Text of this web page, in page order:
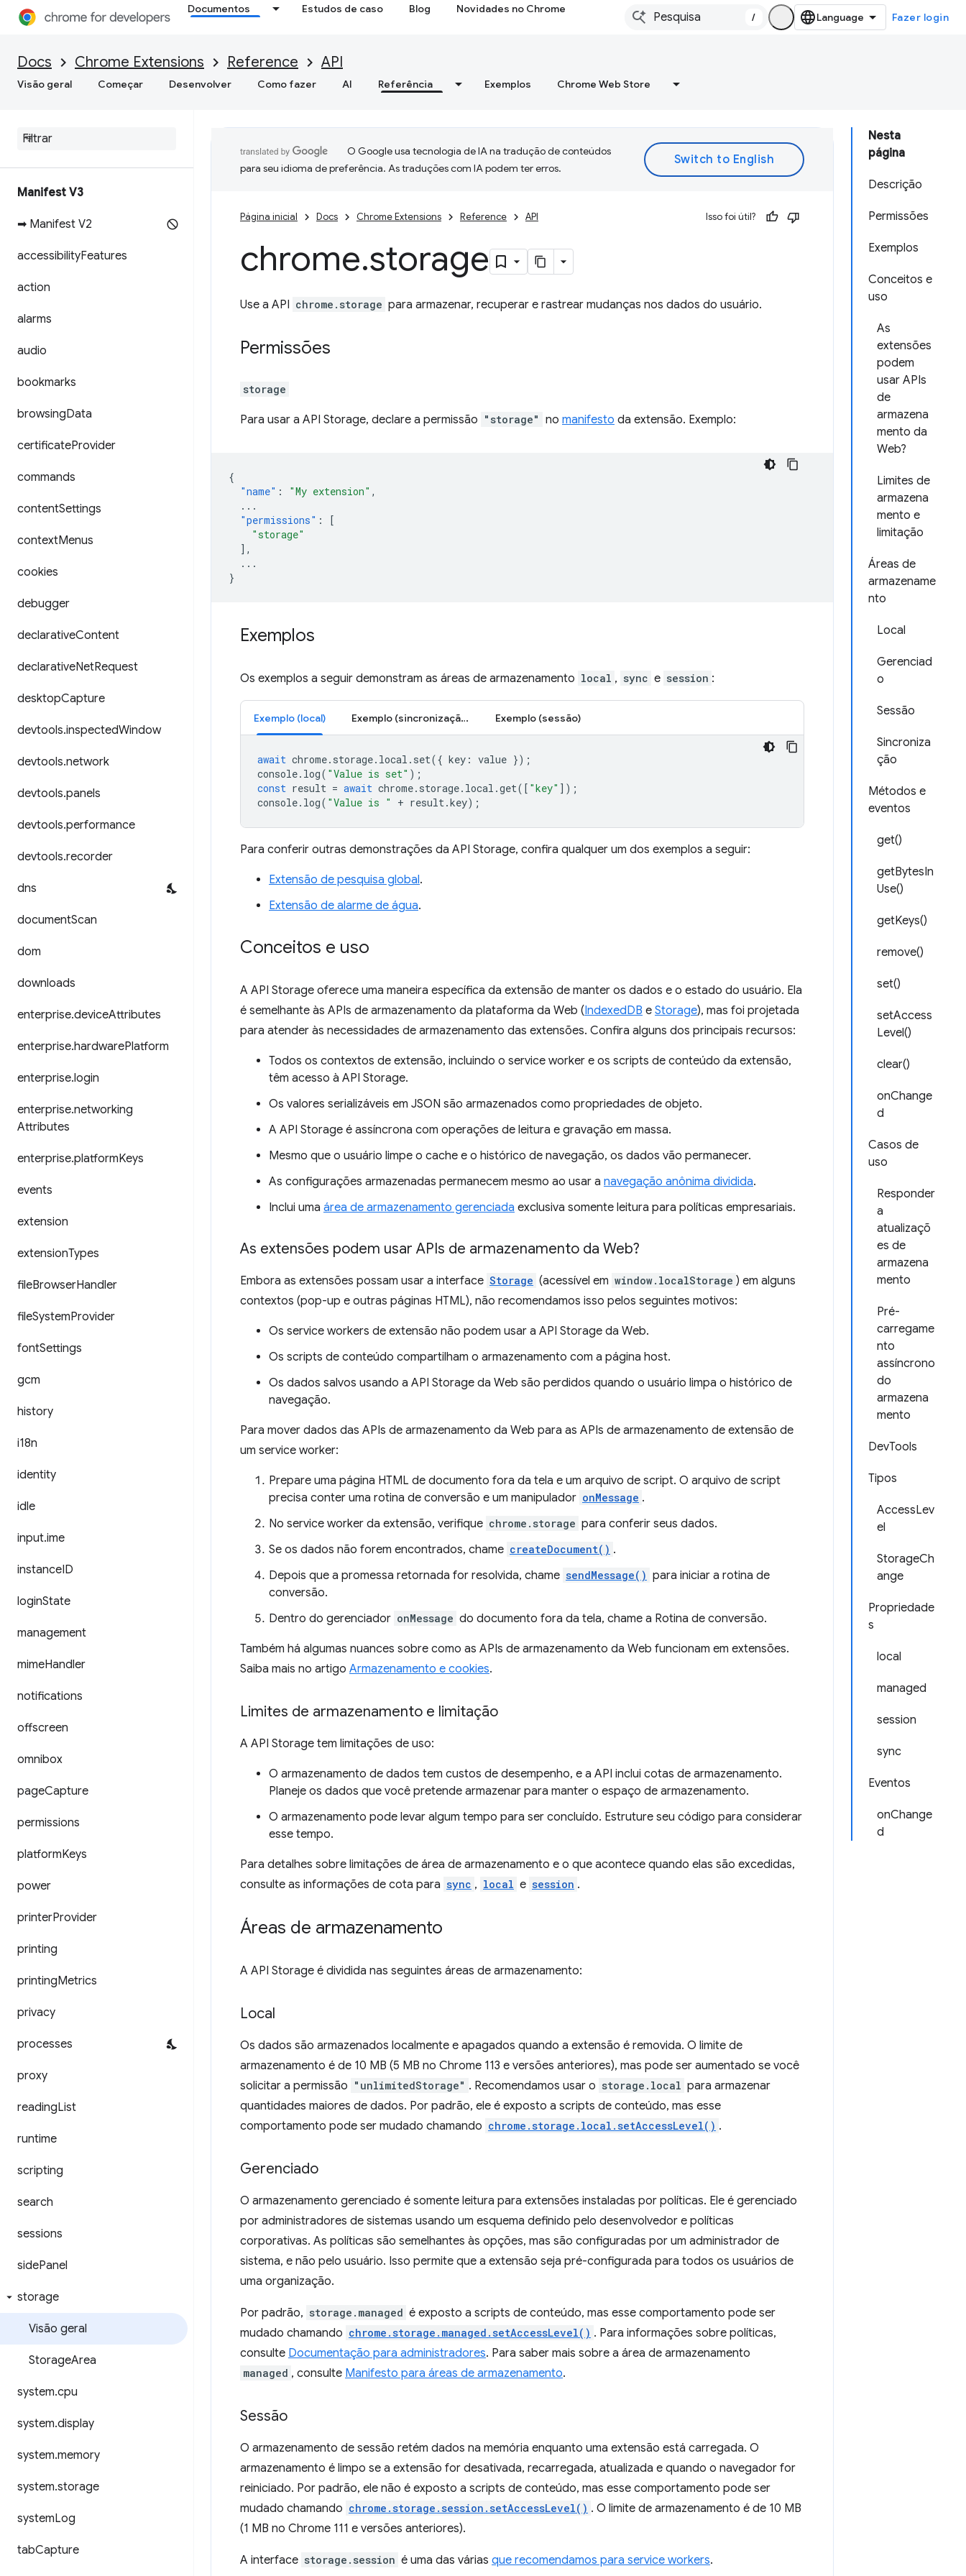
Documentos Estudos de caso Blog Novidades no Chrome
/ Fazer login
Docs Chrome Extensions Reference API
Visão geral Começar Desenvolver Como fazer AI Referência Exemplos Chrome Web Store
Manifest V3
➡ Manifest V2
accessibilityFeatures
action
alarms
audio
bookmarks
browsingData
certificateProvider
commands
contentSettings
contextMenus
cookies
debugger
declarativeContent
declarativeNetRequest
desktopCapture
devtools.inspectedWindow
devtools.network
devtools.panels
devtools.performance
devtools.recorder
dns
documentScan
dom
downloads
enterprise.deviceAttributes
enterprise.hardwarePlatform
enterprise.login
enterprise.networking
Attributes
enterprise.platformKeys
events
extension
extensionTypes
fileBrowserHandler
fileSystemProvider
fontSettings
gcm
history
i18n
identity
idle
input.ime
instanceID
loginState
management
mimeHandler
notifications
offscreen
omnibox
pageCapture
permissions
platformKeys
power
printerProvider
printing
printingMetrics
privacy
processes
proxy
readingList
runtime
scripting
search
sessions
sidePanel
storage
Visão geral
StorageArea
system.cpu
system.display
system.memory
system.storage
systemLog
tabCapture
Nesta
página
Descrição
Permissões
Exemplos
Conceitos e
uso
As
extensões
podem
usar APIs
de
armazena
mento da
Web?
Limites de
armazena
mento e
limitação
Áreas de
armazename
nto
Local
Gerenciad
o
Sessão
Sincroniza
ção
Métodos e
eventos
get()
getBytesIn
Use()
getKeys()
remove()
set()
setAccess
Level()
clear()
onChange
d
Casos de
uso
Responder
a
atualizaçõ
es de
armazena
mento
Pré-
carregame
nto
assíncrono
do
armazena
mento
DevTools
Tipos
AccessLev
el
StorageCh
ange
Propriedade
s
local
managed
session
sync
Eventos
onChange
d
O Google usa tecnologia de IA na tradução de conteúdos
para seu idioma de preferência. As traduções com IA podem ter erros.
Página inicial Docs Chrome Extensions Reference API Isso foi útil?
chrome.storage
Use a API chrome.storage para armazenar, recuperar e rastrear mudanças nos dados do usuário.
Permissões
storage
Para usar a API Storage, declare a permissão "storage" no manifesto da extensão. Exemplo:
{
"name" : "My extension" ,
...
"permissions" :
[
"storage"
],
...
}
Exemplos
Os exemplos a seguir demonstram as áreas de armazenamento local , sync e session :
Exemplo (local) Exemplo (sincronização) Exemplo (sessão)
await chrome. storage. local . set({ key : value });
console. log( "Value is set" );
const result = await chrome. storage. local .get([ "key" ]);
console. log( "Value is " + result.key);
Para conferir outras demonstrações da API Storage, confira qualquer um dos exemplos a seguir:
Extensão de pesquisa global.
Extensão de alarme de água.
Conceitos e uso
A API Storage oferece uma maneira específica da extensão de manter os dados e o estado do usuário. Ela
é semelhante às APIs de armazenamento da plataforma da Web (IndexedDB e Storage), mas foi projetada
para atender às necessidades de armazenamento das extensões. Confira alguns dos principais recursos:
Todos os contextos de extensão, incluindo o service worker e os scripts de conteúdo da extensão,
têm acesso à API Storage.
Os valores serializáveis em JSON são armazenados como propriedades de objeto.
A API Storage é assíncrona com operações de leitura e gravação em massa.
Mesmo que o usuário limpe o cache e o histórico de navegação, os dados vão permanecer.
As configurações armazenadas permanecem mesmo ao usar a navegação anônima dividida.
Inclui uma área de armazenamento gerenciada exclusiva somente leitura para políticas empresariais.
As extensões podem usar APIs de armazenamento da Web?
Embora as extensões possam usar a interface Storage (acessível em window.localStorage ) em alguns
contextos (pop-up e outras páginas HTML), não recomendamos isso pelos seguintes motivos:
Os service workers de extensão não podem usar a API Storage da Web.
Os scripts de conteúdo compartilham o armazenamento com a página host.
Os dados salvos usando a API Storage da Web são perdidos quando o usuário limpa o histórico de
navegação.
Para mover dados das APIs de armazenamento da Web para as APIs de armazenamento de extensão de
um service worker:
Prepare uma página HTML de documento fora da tela e um arquivo de script. O arquivo de script
precisa conter uma rotina de conversão e um manipulador onMessage .
No service worker da extensão, verifique chrome.storage para conferir seus dados.
Se os dados não forem encontrados, chame createDocument() .
Depois que a promessa retornada for resolvida, chame sendMessage() para iniciar a rotina de
conversão.
Dentro do gerenciador onMessage do documento fora da tela, chame a Rotina de conversão.
Também há algumas nuances sobre como as APIs de armazenamento da Web funcionam em extensões.
Saiba mais no artigo Armazenamento e cookies.
Limites de armazenamento e limitação
A API Storage tem limitações de uso:
O armazenamento de dados tem custos de desempenho, e a API inclui cotas de armazenamento.
Planeje os dados que você pretende armazenar para manter o espaço de armazenamento.
O armazenamento pode levar algum tempo para ser concluído. Estruture seu código para considerar
esse tempo.
Para detalhes sobre limitações de área de armazenamento e o que acontece quando elas são excedidas,
consulte as informações de cota para sync , local e session .
Áreas de armazenamento
A API Storage é dividida nas seguintes áreas de armazenamento:
Local
Os dados são armazenados localmente e apagados quando a extensão é removida. O limite de
armazenamento é de 10 MB (5 MB no Chrome 113 e versões anteriores), mas pode ser aumentado se você
solicitar a permissão "unlimitedStorage" . Recomendamos usar o storage.local para armazenar
quantidades maiores de dados. Por padrão, ele é exposto a scripts de conteúdo, mas esse
comportamento pode ser mudado chamando chrome.storage.local.setAccessLevel() .
Gerenciado
O armazenamento gerenciado é somente leitura para extensões instaladas por políticas. Ele é gerenciado
por administradores de sistemas usando um esquema definido pelo desenvolvedor e políticas
corporativas. As políticas são semelhantes às opções, mas são configuradas por um administrador de
sistema, e não pelo usuário. Isso permite que a extensão seja pré-configurada para todos os usuários de
uma organização.
Por padrão, storage.managed é exposto a scripts de conteúdo, mas esse comportamento pode ser
mudado chamando chrome.storage.managed.setAccessLevel() . Para informações sobre políticas,
consulte Documentação para administradores. Para saber mais sobre a área de armazenamento
managed , consulte Manifesto para áreas de armazenamento.
Sessão
O armazenamento de sessão retém dados na memória enquanto uma extensão está carregada. O
armazenamento é limpo se a extensão for desativada, recarregada, atualizada e quando o navegador for
reiniciado. Por padrão, ele não é exposto a scripts de conteúdo, mas esse comportamento pode ser
mudado chamando chrome.storage.session.setAccessLevel() . O limite de armazenamento é de 10 MB
(1 MB no Chrome 111 e versões anteriores).
A interface storage.session é uma das várias que recomendamos para service workers.